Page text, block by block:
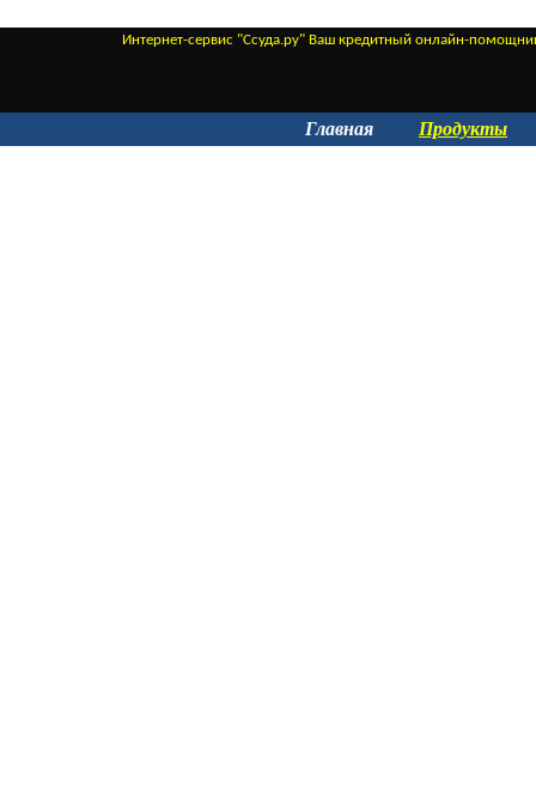
Интернет-сервис "Ссуда.ру" Ваш кредитный онлайн-
Главная Продукты